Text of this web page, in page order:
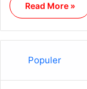
Read More »
Populer